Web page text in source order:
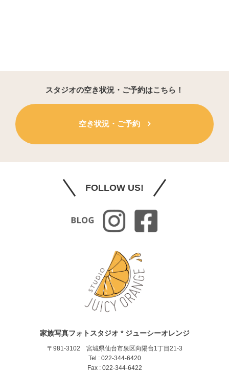
スタジオの空き状況・ご予約はこちら！
空き状況・ご予約
FOLLOW US!
家族写真フォトスタジオ * ジューシーオレンジ
〒981-3102 宮城県仙台市泉区向陽台1丁目21-3
Tel : 022-344-6420
Fax : 022-344-6422